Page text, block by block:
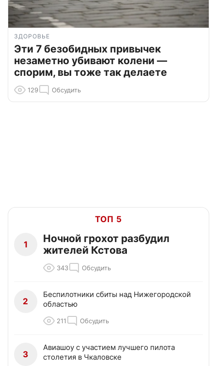
ЗДОРОВЬЕ
Эти 7 безобидных привычек
незаметно убивают колени —
спорим, вы тоже так делаете
129 Обсудить
ТОП 5
1
Ночной грохот разбудил
жителей Кстова
343 Обсудить
2
Беспилотники сбиты над Нижегородской
областью
211 Обсудить
3
Авиашоу с участием лучшего пилота
столетия в Чкаловске